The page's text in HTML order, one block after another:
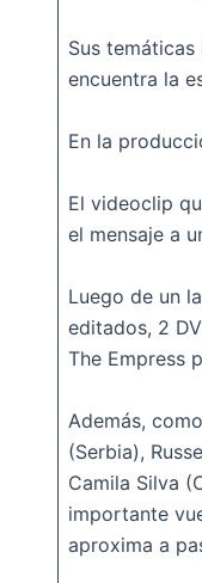
Sus
encuentra la
En la
El videoclip
el mensaje a
Luego de un
editados, 2
The Empress
Además,
(Serbia),
Camila Silva
importante
aproxima a